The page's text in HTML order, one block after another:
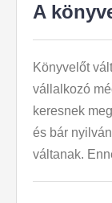
A
Könyvelőt
vállalkozó
keresnek
és bár
váltanak.